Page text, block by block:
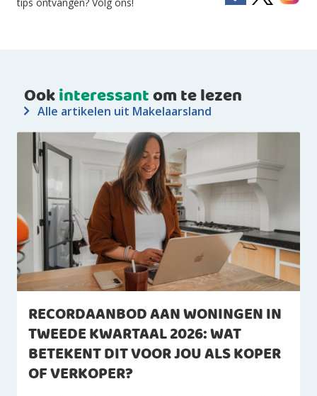
Ookinteressantom te lezen
Alle artikelen uit Makelaarsland
RECORDAANBOD AAN WONINGEN IN
TWEEDE KWARTAAL 2026: WAT
BETEKENT DIT VOOR JOU ALS KOPER
OF VERKOPER?